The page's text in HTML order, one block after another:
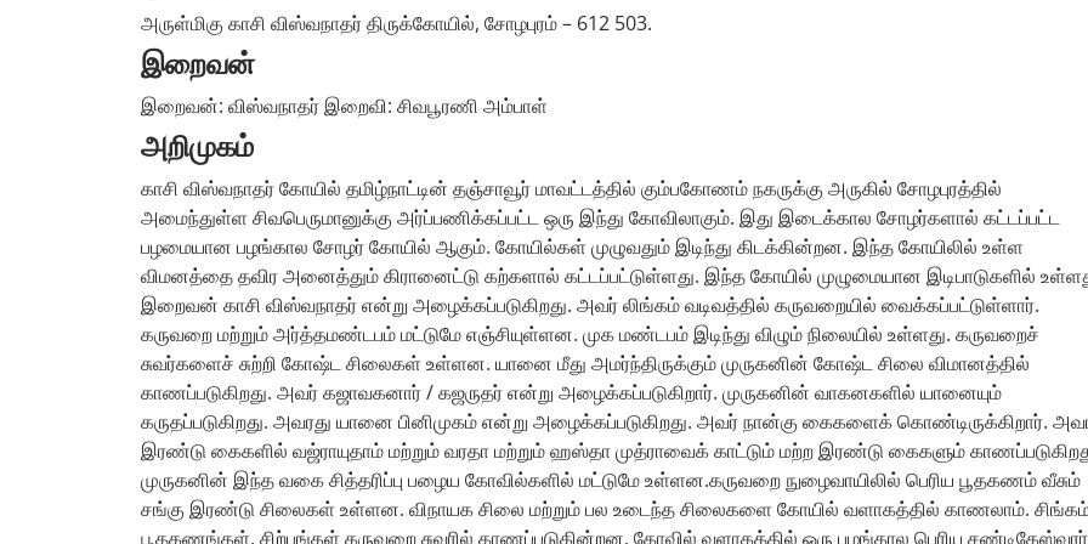
அருள்மிகு காசி விஸ்வநாதர் திருக்கோயில், சோழபுரம் – 612 503.
இறைவன்
இறைவன்: விஸ்வநாதர் இறைவி: சிவபூரணி அம்பாள்
அறிமுகம்
காசி விஸ்வநாதர் கோயில் தமிழ்நாட்டின் தஞ்சாவூர் மாவட்டத்தில் கும்பகோணம் நகருக்கு அருகில் சோழபுரத்தில்
அமைந்துள்ள சிவபெருமானுக்கு அர்ப்பணிக்கப்பட்ட ஒரு இந்து கோவிலாகும். இது இடைக்கால சோழர்களால் கட்டப்பட்ட
பழமையான பழங்கால சோழர் கோயில் ஆகும். கோயில்கள் முழுவதும் இடிந்து கிடக்கின்றன. இந்த கோயிலில் உள்ள
விமனத்தை தவிர அனைத்தும் கிரானைட்டு கற்களால் கட்டப்பட்டுள்ளது. இந்த கோயில் முழுமையான இடிபாடுகளில்
இறைவன் காசி விஸ்வநாதர் என்று அழைக்கப்படுகிறது. அவர் லிங்கம் வடிவத்தில் கருவறையில் வைக்கப்பட்டுள்ளார்.
கருவறை மற்றும் அர்த்தமண்டபம் மட்டுமே எஞ்சியுள்ளன. முக மண்டபம் இடிந்து விழும் நிலையில் உள்ளது. கருவறைச்
சுவர்களைச் சுற்றி கோஷ்ட சிலைகள் உள்ளன. யானை மீது அமர்ந்திருக்கும் முருகனின் கோஷ்ட சிலை விமானத்தில்
காணப்படுகிறது. அவர் கஜாவகனார் / கஜருதர் என்று அழைக்கப்படுகிறார். முருகனின் வாகனகளில் யானையும்
கருதப்படுகிறது. அவரது யானை பினிமுகம் என்று அழைக்கப்படுகிறது. அவர் நான்கு கைகளைக் கொண்டிருக்கிறார்.
இரண்டு கைகளில் வஜ்ராயுதாம் மற்றும் வரதா மற்றும் ஹஸ்தா முத்ராவைக் காட்டும் மற்ற இரண்டு கைகளும்
முருகனின் இந்த வகை சித்தரிப்பு பழைய கோவில்களில் மட்டுமே உள்ளன.கருவறை நுழைவாயிலில் பெரிய பூதகணம் வீசும்
சங்கு இரண்டு சிலைகள் உள்ளன. விநாயக சிலை மற்றும் பல உடைந்த சிலைகளை கோயில் வளாகத்தில் காணலாம்.
பூதகணங்கள், சிற்பங்கள் கருவறை சுவரில் காணப்படுகின்றன. கோவில் வளாகத்தில் ஒரு பழங்கால பெரிய சண்டிகேஸ்வரர்